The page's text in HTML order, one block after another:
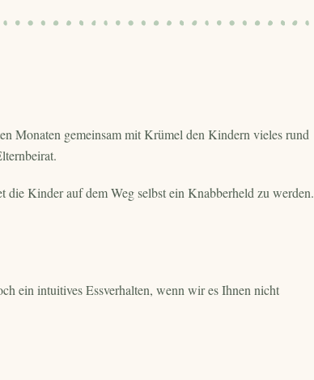
Monaten gemeinsam mit Krümel den Kindern vieles rund
Kinder auf dem Weg selbst ein Knabberheld zu werden.
ein intuitives Essverhalten, wenn wir es Ihnen nicht